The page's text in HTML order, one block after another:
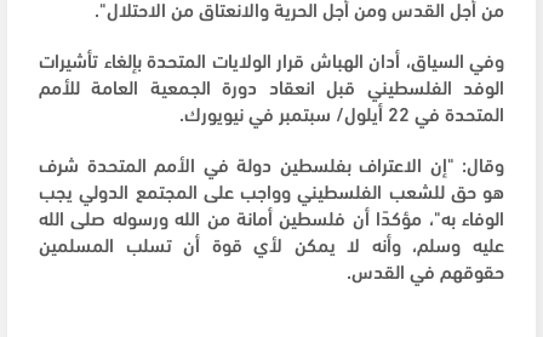
من أجل القدس ومن أجل الحرية والانعتاق من الاحتلال".
وفي السياق، أدان الهباش قرار الولايات المتحدة بإلغاء تأشيرات
الوفد الفلسطيني قبل انعقاد دورة الجمعية العامة للأمم
المتحدة في 22 أيلول/ سبتمبر في نيويورك.
وقال: "إن الاعتراف بفلسطين دولة في الأمم المتحدة شرف
هو حق للشعب الفلسطيني وواجب على المجتمع الدولي يجب
الوفاء به"، مؤكدًا أن فلسطين أمانة من الله ورسوله صلى الله
عليه وسلم، وأنه لا يمكن لأي قوة أن تسلب المسلمين
حقوقهم في القدس.